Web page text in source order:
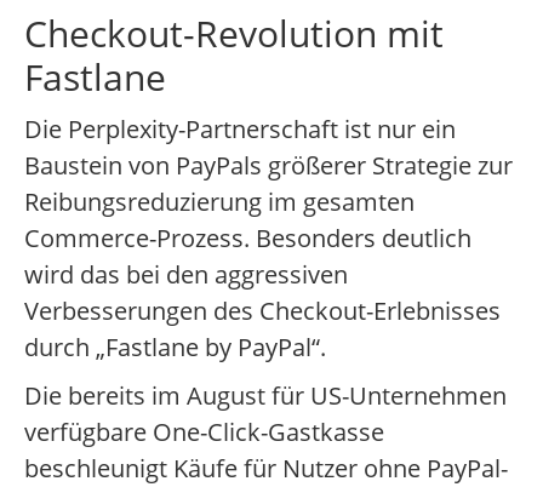
Checkout-Revolution mit
Fastlane
Die Perplexity-Partnerschaft ist nur ein
Baustein von PayPals größerer Strategie zur
Reibungsreduzierung im gesamten
Commerce-Prozess. Besonders deutlich
wird das bei den aggressiven
Verbesserungen des Checkout-Erlebnisses
durch „Fastlane by PayPal“.
Die bereits im August für US-Unternehmen
verfügbare One-Click-Gastkasse
beschleunigt Käufe für Nutzer ohne PayPal-